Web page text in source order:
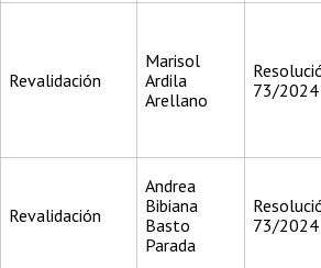
Revalidación
Marisol
Ardila
Arellano
73/2024
Revalidación
Andrea
Bibiana
Basto
Parada
73/2024